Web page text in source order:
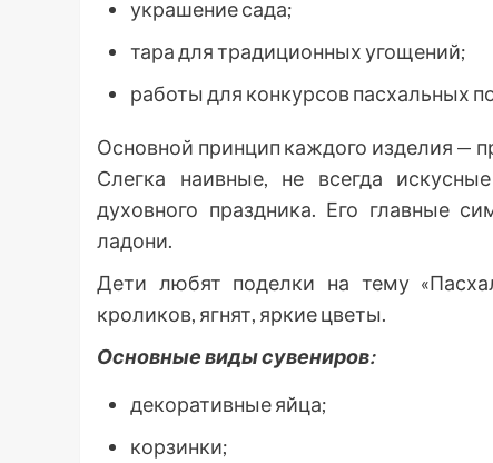
украшение сада;
тара для традиционных угощений;
работы для конкурсов пасхальных
Основной принцип каждого изделия —
Слегка наивные, не всегда
духовного праздника. Его главные
ладони.
Дети любят поделки на тему
кроликов, ягнят, яркие цветы.
Основные виды сувениров:
декоративные яйца;
корзинки;